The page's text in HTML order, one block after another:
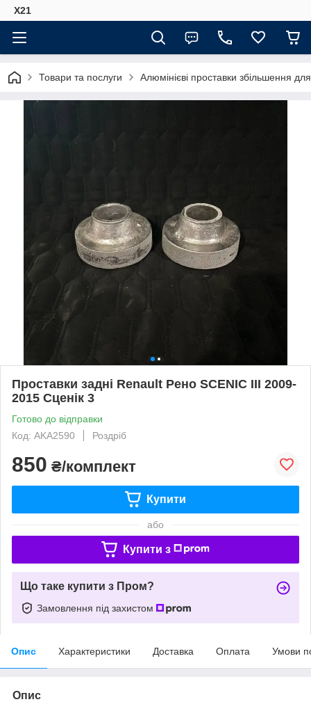
Х21
Товари та послуги Алюмінієві проставки збільшення
Проставки задні Renault Рено SCENIC III 2009-
2015 Сценік 3
Готово до відправки
Код: AKA2590
Роздріб
850 ₴/комплект
Купити
або
Купити з
Що таке купити з Пром?
Замовлення під захистом
Опис Характеристики Доставка Оплата Умови
Опис